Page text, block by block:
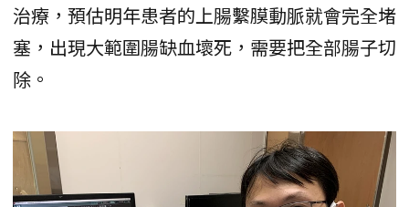
治療，預估明年患者的上腸繫膜動脈就會完全堵
塞，出現大範圍腸缺血壞死，需要把全部腸子切
除。